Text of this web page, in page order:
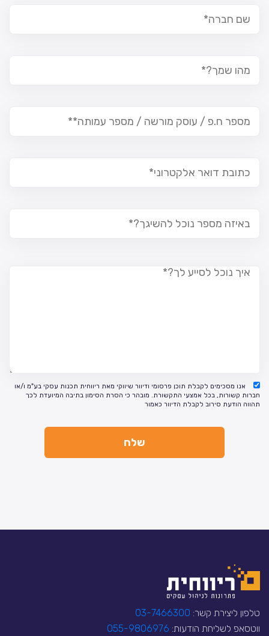
אנו מסכימים לקבלת תוכן פרסומי ודיוור שיווקי מאת ריווחית תכנות עסקי בע"מ ו/או
חברות קשורות, בכל אמצעי התקשורת. מובהר כי הסרת הסימון בתיבה המיועדת לכך
תהווה הודעת סירוב לקבלת הדיוור כאמור
טלפון ליצירת קשר: 03-7466300
ווטסאפ לשליחת הודעות: 055-9806976